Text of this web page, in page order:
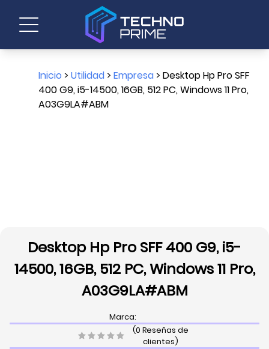
Inicio > Utilidad> Empresa> Desktop Hp Pro SFF
400 G9, i5-14500, 16GB, 512 PC, Windows 11 Pro,
A03G9LA#ABM
Desktop Hp Pro SFF 400 G9, i5-
14500, 16GB, 512 PC, Windows 11 Pro,
A03G9LA#ABM
Marca:
(0 Reseñas de
clientes)